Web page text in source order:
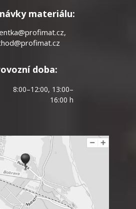
materiálu:
,
doba:
8:00–12:00, 13:00–
16:00 h